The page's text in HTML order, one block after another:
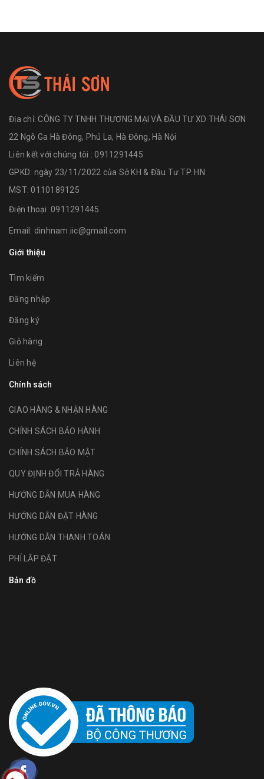
Địa chỉ:CÔNG TY TNHH THƯƠNG MẠI VÀ ĐẦU TƯ XD THÁI SƠN
22 Ngõ Ga Hà Đông, Phú La, Hà Đông, Hà Nội
Liên kết với chúng tôi : 0911291445
GPKD: ngày 23/11/2022 của Sở KH & Đầu Tư TP. HN
MST: 0110189125
Điện thoại: 0911291445
Email: dinhnam.iic@gmail.com
Giới thiệu
Tìm kiếm
Đăng nhập
Đăng ký
Giỏ hàng
Liên hệ
Chính sách
GIAO HÀNG & NHẬN HÀNG
CHÍNH SÁCH BẢO HÀNH
CHÍNH SÁCH BẢO MẬT
QUY ĐỊNH ĐỔI TRẢ HÀNG
HƯỚNG DẪN MUA HÀNG
HƯỚNG DẪN ĐẶT HÀNG
HƯỚNG DẪN THANH TOÁN
PHÍ LẮP ĐẶT
Bản đồ